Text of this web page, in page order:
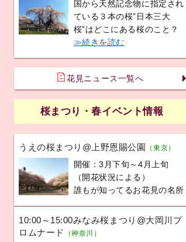
国から天然記念物に指定され
ている３本の桜”日本三大
桜”はどこにある桜のこと？
≫続きを読む
花見ニュース一覧へ
桜まつり・春イベント情報
うえの桜まつり@上野恩賜公園 （東京）
開催：3月下旬～4月上旬
（開花状況による）
誰もが知ってるお花見の名所
10:00～15:00みなみ桜まつり@大岡川プ
ロムナード
（神奈川）